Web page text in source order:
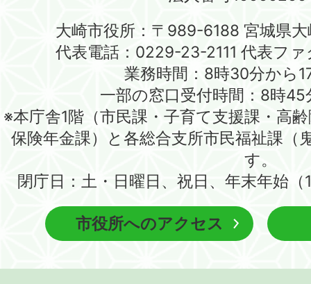
大崎市役所：〒989-6188 宮城県大
代表電話：0229-23-2111 代表フ
業務時間：8時30分から
一部の窓口受付時間：8時
※本庁舎1階（市民課・子育て支援課・高
保険年金課）と各総合支所市民福祉課（
す。
閉庁日：土・日曜日、祝日、年末年始
市役所へのアクセス